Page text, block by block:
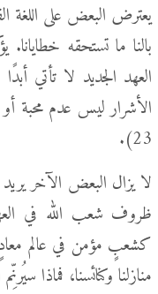
يعترض البعض على اللغة
بالنا ما تستحقه
العهد الجديد لا تأتي
23).
لا يزال البعض الآخر
ظروف شعب الله في
كشعبٍ مؤمن في عالم معادٍ
منازلنا وكنائسنا، فماذا